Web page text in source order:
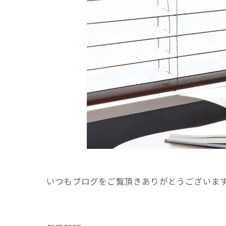
いつもブログをご覧頂きありがとうございま